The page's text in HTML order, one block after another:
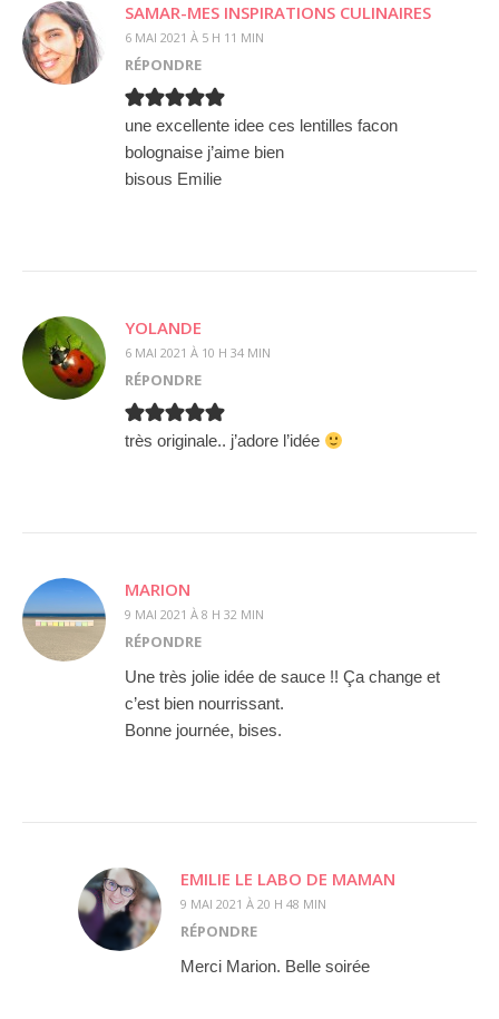
SAMAR-MES INSPIRATIONS CULINAIRES
6 MAI 2021 À 5 H 11 MIN
RÉPONDRE
une excellente idee ces lentilles facon
bolognaise j’aime bien
bisous Emilie
YOLANDE
6 MAI 2021 À 10 H 34 MIN
RÉPONDRE
très originale.. j’adore l’idée
MARION
9 MAI 2021 À 8 H 32 MIN
RÉPONDRE
Une très jolie idée de sauce !! Ça change et
c’est bien nourrissant.
Bonne journée, bises.
EMILIE LE LABO DE MAMAN
9 MAI 2021 À 20 H 48 MIN
RÉPONDRE
Merci Marion. Belle soirée